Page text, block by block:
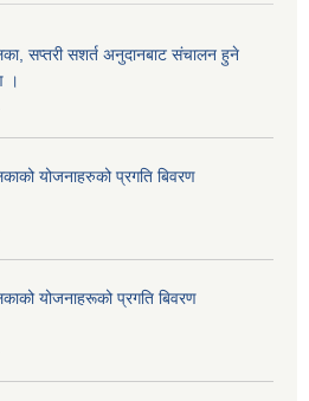
सप्तरी सशर्त अनुदानबाट संचालन हुने
।
योजनाहरुको प्रगति बिवरण
योजनाहरूको प्रगति बिवरण